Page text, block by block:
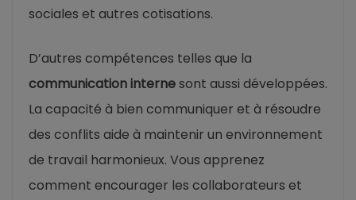
sociales et autres cotisations.
D’autres compétences telles que la
communication internesont aussi développées.
La capacité à bien communiquer et à résoudre
des conflits aide à maintenir un environnement
de travail harmonieux. Vous apprenez
comment encourager les collaborateurs et